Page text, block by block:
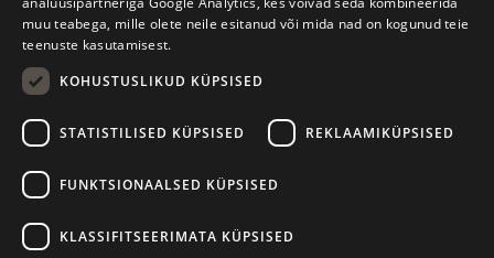
W. Struve 1, Tartu 50091 +372 7427079
muu teabega, mille olete neile esitanud või mida nad on kogunud teie
teenuste kasutamisest.
KOHUSTUSLIKUD KÜPSISED
STATISTILISED KÜPSISED REKLAAMIKÜPSISED
FUNKTSIONAALSED KÜPSISED
KLASSIFITSEERIMATA KÜPSISED